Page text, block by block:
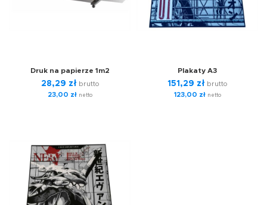
Druk na papierze 1m2
28,29 zł brutto
23,00 złnetto
Plakaty A3
151,29 zł brutto
123,00 złnetto